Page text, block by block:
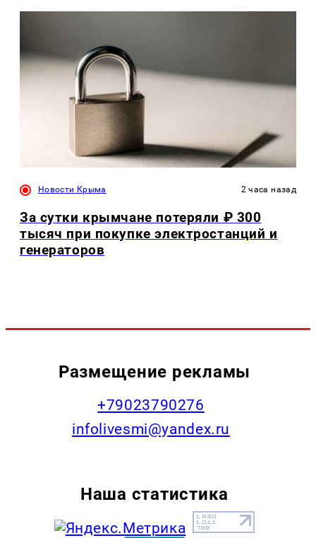
Новости Крыма 2 часа назад
За сутки крымчане потеряли ₽ 300
тысяч при покупке электростанций и
генераторов
Размещение рекламы
+79023790276
infolivesmi@yandex.ru
Наша статистика